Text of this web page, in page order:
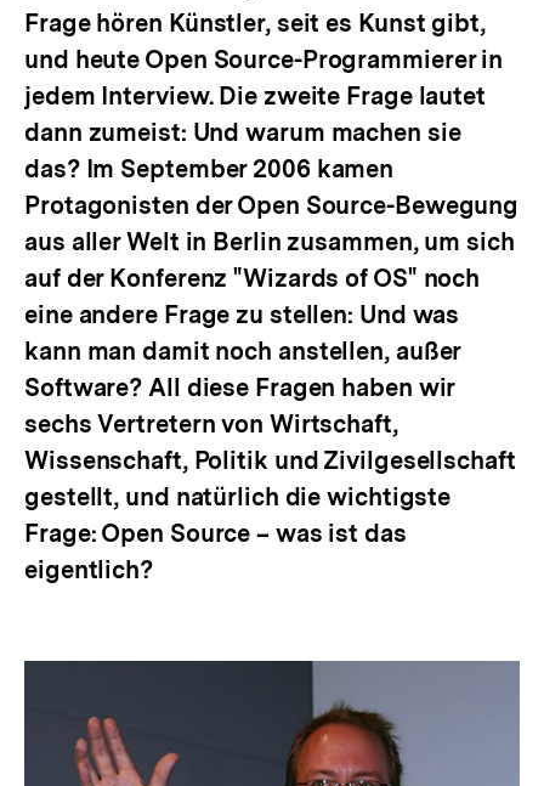
Frage hören Künstler, seit es Kunst gibt,
und heute Open Source-Programmierer in
jedem Interview. Die zweite Frage lautet
dann zumeist: Und warum machen sie
das? Im September 2006 kamen
Protagonisten der Open Source-Bewegung
aus aller Welt in Berlin zusammen, um sich
auf der Konferenz "Wizards of OS" noch
eine andere Frage zu stellen: Und was
kann man damit noch anstellen, außer
Software? All diese Fragen haben wir
sechs Vertretern von Wirtschaft,
Wissenschaft, Politik und Zivilgesellschaft
gestellt, und natürlich die wichtigste
Frage: Open Source – was ist das
eigentlich?